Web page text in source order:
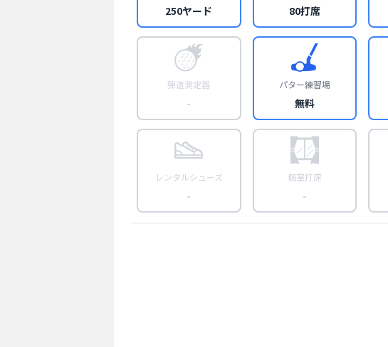
250ヤード 80打席
弾道測定器
-
パター練習場
無料
レンタルシューズ
-
個室打席
-